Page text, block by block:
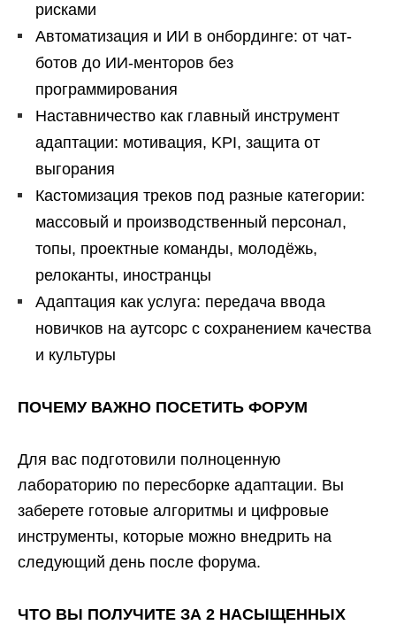
рисками
Автоматизация и ИИ в онбординге: от чат-
ботов до ИИ-менторов без
программирования
Наставничество как главный инструмент
адаптации: мотивация, KPI, защита от
выгорания
Кастомизация треков под разные категории:
массовый и производственный персонал,
топы, проектные команды, молодёжь,
релоканты, иностранцы
Адаптация как услуга: передача ввода
новичков на аутсорс с сохранением качества
и культуры
ПОЧЕМУ ВАЖНО ПОСЕТИТЬ ФОРУМ
Для вас подготовили полноценную
лабораторию по пересборке адаптации. Вы
заберете готовые алгоритмы и цифровые
инструменты, которые можно внедрить на
следующий день после форума.
ЧТО ВЫ ПОЛУЧИТЕ ЗА 2 НАСЫЩЕННЫХ